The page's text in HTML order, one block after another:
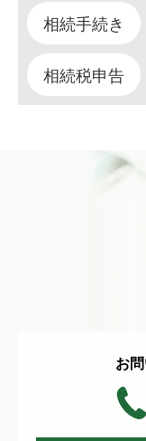
相続手続き
相続税申告
お